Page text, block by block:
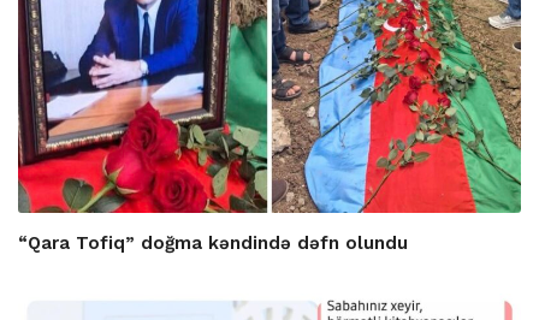
“Qara Tofiq” doğma kəndində dəfn olundu